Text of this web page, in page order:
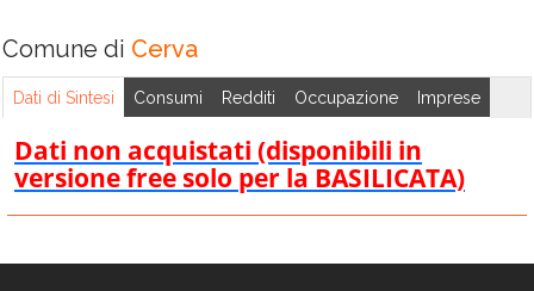
Feroleto Antico
Fossato Serralta
Pianopoli
Platania
Tiriolo
Torre di Ruggiero
Vallefiorita
Zagarise
Comune di Cerva
Dati di Sintesi Consumi Redditi Occupazione Imprese
Dati non acquistati (disponibili in
versione free solo per la BASILICATA)